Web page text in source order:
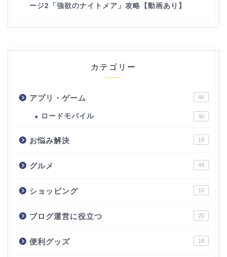
ージ2「強欲のナイトメア」攻略【動画あり】
カテゴリー
アプリ・ゲーム 46
ロードモバイル 40
お悩み解決 18
グルメ 44
ショッピング 10
ブログ運営に役立つ 20
便利グッズ 18